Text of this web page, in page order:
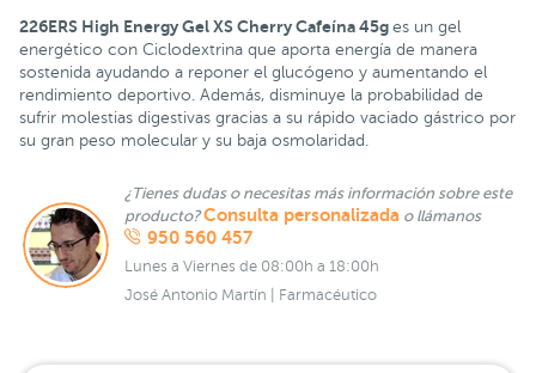
226ERS High Energy Gel XS Cherry Cafeína 45g es un gel
energético con Ciclodextrina que aporta energía de manera
sostenida ayudando a reponer el glucógeno y aumentando el
rendimiento deportivo. Además, disminuye la probabilidad de
sufrir molestias digestivas gracias a su rápido vaciado gástrico por
su gran peso molecular y su baja osmolaridad.
¿Tienes dudas o necesitas más información sobre este
producto?Consulta personalizada o llámanos
950 560 457
Lunes a Viernes de 08:00h a 18:00h
José Antonio Martín | Farmacéutico